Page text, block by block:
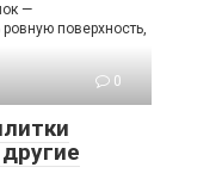
—
поверхность,
0